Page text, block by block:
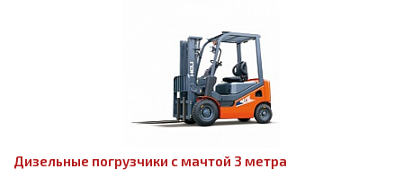
Дизельные погрузчики с мачтой 3 метра